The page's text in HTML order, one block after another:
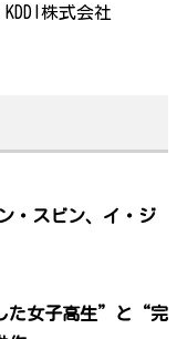
株式会社
・スビン、イ・ジ
た女子高生”と“完